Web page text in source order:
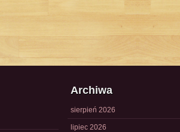
Archiwa
sierpień 2026
lipiec 2026